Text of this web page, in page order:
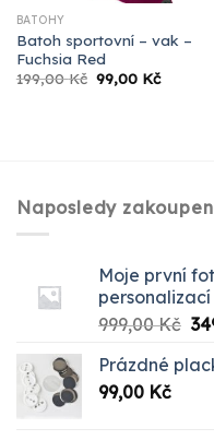
BATOHY
Batoh sportovní – vak –
Fuchsia Red
199,00Kč Původní
cena
99,00 KčAktuální
Naposledy
Moje první
personalizací
999,00Kč
Prázdné
99,00 Kč